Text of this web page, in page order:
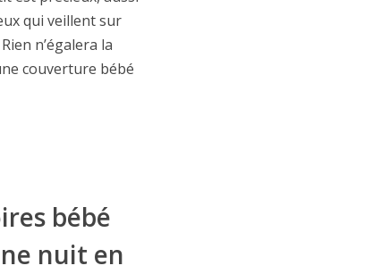
qui veillent sur
n’égalera la
couverture bébé
bébé
nuit en